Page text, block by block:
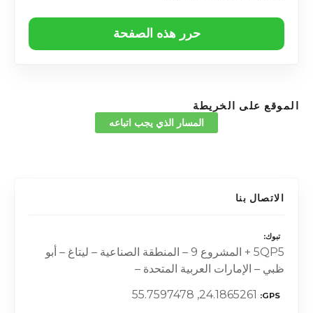
حرر هذه الصفحة
الموقع على الخريطة
المسار الذي يجب اتباعه
الاتصال بنا
تبوك
5QP5 + المشروع 9 – المنطقة الصناعية – ليتاغ – أبو
ظبي – الإمارات العربية المتحدة –
GPS
24.1865261, 55.7597478